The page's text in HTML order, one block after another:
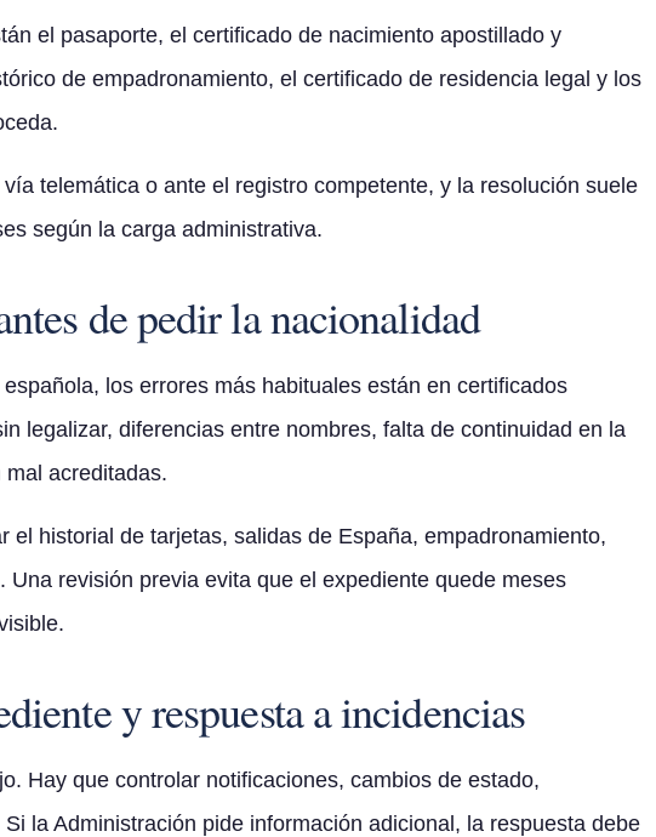
el pasaporte, el certificado de nacimiento apostillado y
de empadronamiento, el certificado de residencia legal y los
telemática o ante el registro competente, y la resolución suele
según la carga administrativa.
de pedir la nacionalidad
los errores más habituales están en certificados
legalizar, diferencias entre nombres, falta de continuidad en la
acreditadas.
el historial de tarjetas, salidas de España, empadronamiento,
revisión previa evita que el expediente quede meses
y respuesta a incidencias
Hay que controlar notificaciones, cambios de estado,
la Administración pide información adicional, la respuesta debe